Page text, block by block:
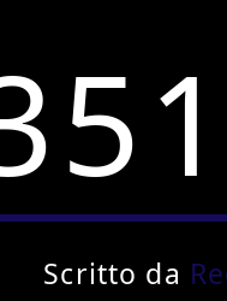
Scritto da